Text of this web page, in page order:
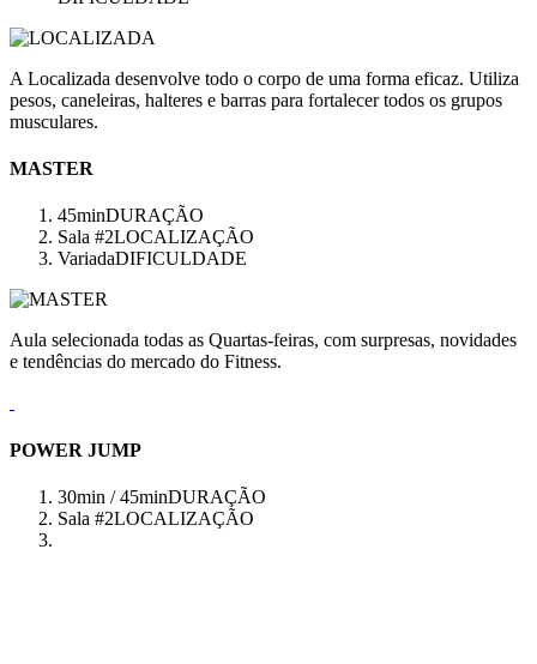
A Localizada desenvolve todo o corpo de uma forma eficaz. Utiliza
pesos, caneleiras, halteres e barras para fortalecer todos os grupos
musculares.
MASTER
45minDURAÇÃO
Sala #2LOCALIZAÇÃO
VariadaDIFICULDADE
Aula selecionada todas as Quartas-feiras, com surpresas, novidades
e tendências do mercado do Fitness.
POWER JUMP
30min / 45minDURAÇÃO
Sala #2LOCALIZAÇÃO